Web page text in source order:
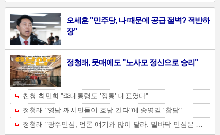
사
진
기
사-02
오세훈 "민주당, 나 때문에 공급 절벽? 적반하
장"
정청래, 뭇매에도 "노사모 정신으로 승리"
친청 최민희 "李대통령도 '정통' 대표였다"
정청래 "영남 깨시민들이 호남 간다"에 송영길 "참담"